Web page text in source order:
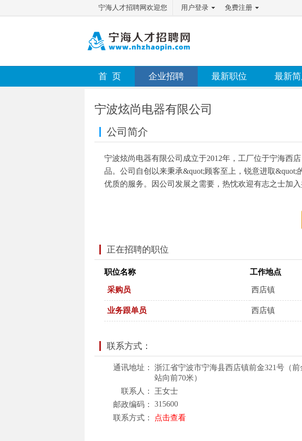
宁海人才招聘网欢迎您 用户登录 免费注册
首 页 企业招聘 最新职位 最新
宁波炫尚电器有限公司
公司简介
宁波炫尚电器有限公司成立于2012年，工厂位于宁海西
品。公司自创以来秉承&quot;顾客至上，锐意进取
优质的服务。因公司发展之需要，热忱欢迎有志之士加入
正在招聘的职位
职位名称 工作地点
采购员 西店镇
业务跟单员 西店镇
联系方式：
通讯地址：
浙江省宁波市宁海县西店镇前金321号（前
站向前70米）
联系人：
王女士
邮政编码：
315600
联系方式：
点击查看